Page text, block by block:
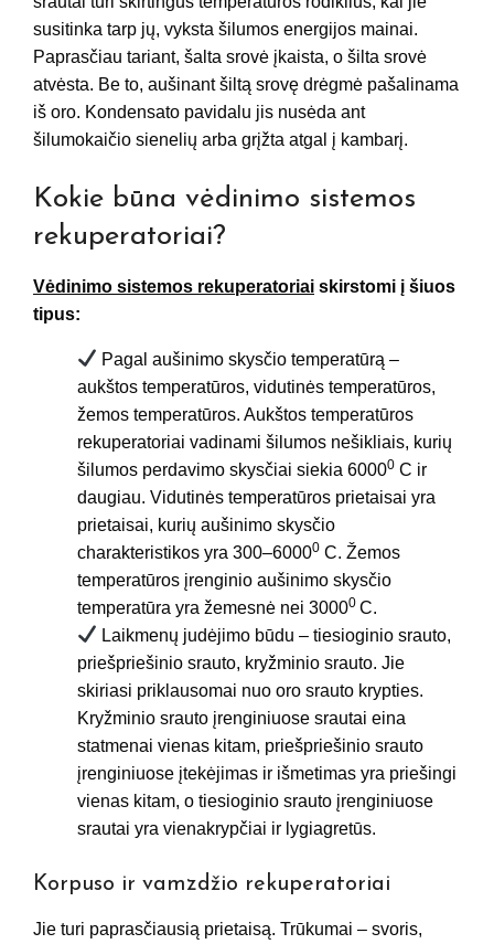
susitinka tarp jų, vyksta šilumos energijos mainai.
Paprasčiau tariant, šalta srovė įkaista, o šilta srovė
atvėsta. Be to, aušinant šiltą srovę drėgmė pašalinama
iš oro. Kondensato pavidalu jis nusėda ant
šilumokaičio sienelių arba grįžta atgal į kambarį.
Kokie būna vėdinimo sistemos
rekuperatoriai?
Vėdinimo sistemos rekuperatoriai skirstomi į šiuos
tipus:
Pagal aušinimo skysčio temperatūrą –
aukštos temperatūros, vidutinės temperatūros,
žemos temperatūros. Aukštos temperatūros
rekuperatoriai vadinami šilumos nešikliais, kurių
šilumos perdavimo skysčiai siekia 60000 C ir
daugiau. Vidutinės temperatūros prietaisai yra
prietaisai, kurių aušinimo skysčio
charakteristikos yra 300–60000 C. Žemos
temperatūros įrenginio aušinimo skysčio
temperatūra yra žemesnė nei 30000 C.
Laikmenų judėjimo būdu – tiesioginio srauto,
priešpriešinio srauto, kryžminio srauto. Jie
skiriasi priklausomai nuo oro srauto krypties.
Kryžminio srauto įrenginiuose srautai eina
statmenai vienas kitam, priešpriešinio srauto
įrenginiuose įtekėjimas ir išmetimas yra priešingi
vienas kitam, o tiesioginio srauto įrenginiuose
srautai yra vienakrypčiai ir lygiagretūs.
Korpuso ir vamzdžio rekuperatoriai
Jie turi paprasčiausią prietaisą. Trūkumai – svoris,